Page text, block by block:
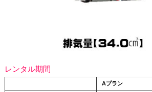
レンタル期間
Aプラン